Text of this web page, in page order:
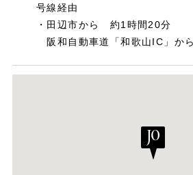
号線経由
・田辺市から 約1時間20分
阪和自動車道「和歌山IC」か